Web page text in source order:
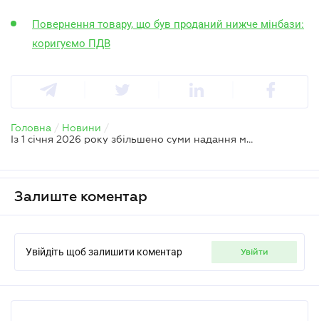
Повернення товару, що був проданий нижче мінбази:
коригуємо ПДВ
Головна / Новини /
Із 1 січня 2026 року збільшено суми надання мікрогрантів до 350000 грн
Залиште коментар
Увійдіть щоб залишити коментар увійти